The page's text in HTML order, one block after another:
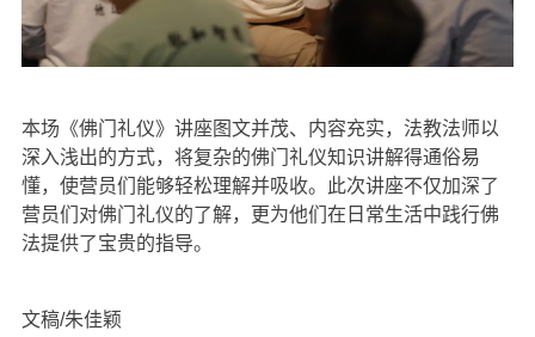
本场《佛门礼仪》讲座图文并茂、内容充实，法教法师以
深入浅出的方式，将复杂的佛门礼仪知识讲解得通俗易
懂，使营员们能够轻松理解并吸收。此次讲座不仅加深了
营员们对佛门礼仪的了解，更为他们在日常生活中践行佛
法提供了宝贵的指导。
文稿/朱佳颖